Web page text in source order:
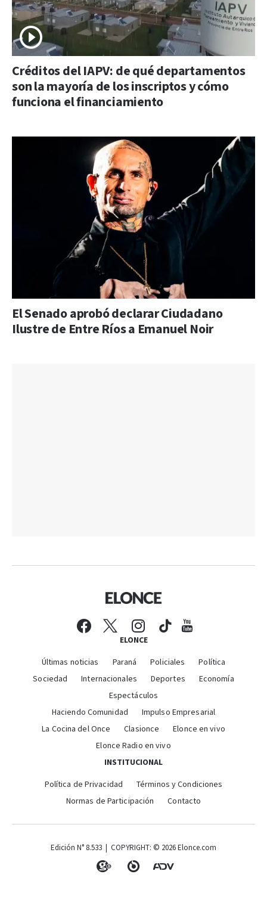
Créditos del IAPV: de qué departamentos
son la mayoría de los inscriptos y cómo
funciona el financiamiento
El Senado aprobó declarar Ciudadano
Ilustre de Entre Ríos a Emanuel Noir
ELONCE
Últimas noticias Paraná Policiales
Política
Sociedad
Internacionales Deportes
Economía
Espectáculos
Haciendo Comunidad
Impulso Empresarial
La Cocina del Once
Clasionce
Elonce en vivo
Elonce Radio en vivo
INSTITUCIONAL
Política de Privacidad
Términos y Condiciones
Normas de Participación
Contacto
Edición N° 8.533 | COPYRIGHT: © 2026 Elonce.com